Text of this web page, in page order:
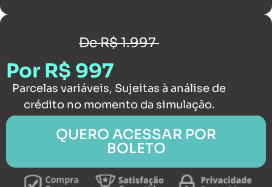
De R$ 1.997
Por R$ 997
Parcelas variáveis, Sujeitas à análise de
crédito no momento da simulação.
QUERO ACESSAR POR
BOLETO